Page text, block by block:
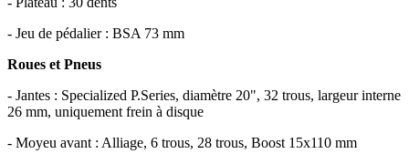
- Jeu de pédalier : BSA 73 mm
Roues et Pneus
- Jantes : Specialized P.Series, diamètre 20", 32 trous, largeur interne
26 mm, uniquement frein à disque
- Moyeu avant : Alliage, 6 trous, 28 trous, Boost 15x110 mm